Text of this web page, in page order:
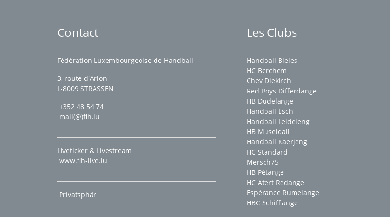
Contact
Fédération Luxembourgeoise de Handball
3, route d'Arlon
L-8009 STRASSEN
+352 48 54 74
mail(@)flh.lu
Liveticker & Livestream
www.flh-live.lu
Privatsphär
Les Clubs
Handball Bieles
HC Berchem
Chev Diekirch
Red Boys Differdange
HB Dudelange
Handball Esch
Handball Leideleng
HB Museldall
Handball Käerjeng
HC Standard
Mersch75
HB Pétange
HC Atert Redange
Espérance Rumelange
HBC Schifflange